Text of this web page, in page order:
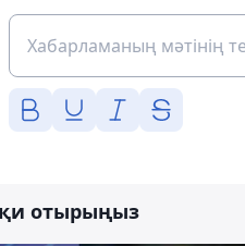
отырыңыз